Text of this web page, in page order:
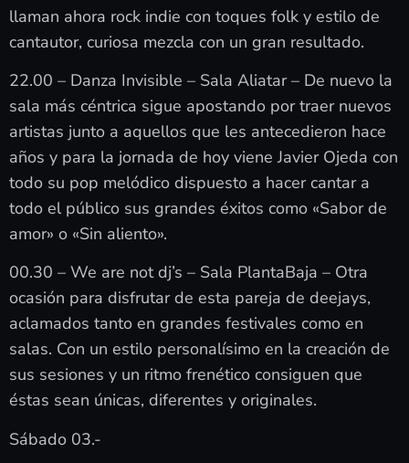
llaman ahora rock indie con toques folk y estilo de
cantautor, curiosa mezcla con un gran resultado.
22.00 – Danza Invisible – Sala Aliatar – De nuevo la
sala más céntrica sigue apostando por traer nuevos
artistas junto a aquellos que les antecedieron hace
años y para la jornada de hoy viene Javier Ojeda con
todo su pop melódico dispuesto a hacer cantar a
todo el público sus grandes éxitos como «Sabor de
amor» o «Sin aliento».
00.30 – We are not dj’s – Sala PlantaBaja – Otra
ocasión para disfrutar de esta pareja de deejays,
aclamados tanto en grandes festivales como en
salas. Con un estilo personalísimo en la creación de
sus sesiones y un ritmo frenético consiguen que
éstas sean únicas, diferentes y originales.
Sábado 03.-